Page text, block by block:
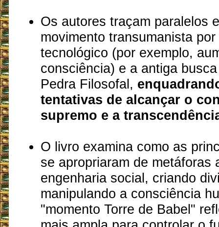
Os autores traçam paralelos
movimento transumanista
tecnológico (por exemplo,
consciência) e a antiga
Pedra Filosofal,
tentativas de alcançar o
supremo e a
O livro examina como as
se apropriaram de metáforas
engenharia social, criando
manipulando a consciência
"momento Torre de Babel"